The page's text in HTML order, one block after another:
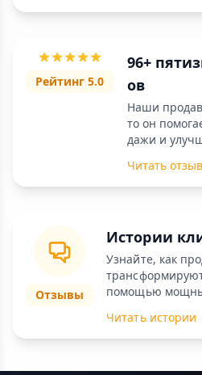
Рейтинг 5.0
96+
ов
Наши
то он
дажи и
Читать
Отзывы
Истории
Узнайте, как
помощью
Читать истории